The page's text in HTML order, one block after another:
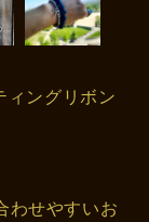
ィングリボン
わせやすいお